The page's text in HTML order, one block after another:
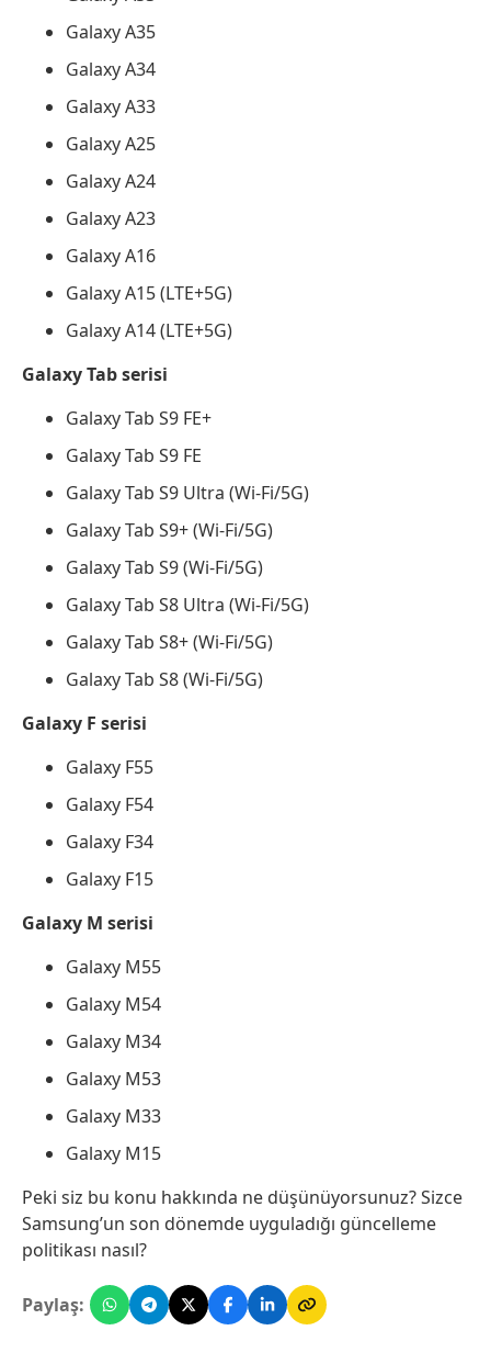
Galaxy A35
Galaxy A34
Galaxy A33
Galaxy A25
Galaxy A24
Galaxy A23
Galaxy A16
Galaxy A15 (LTE+5G)
Galaxy A14 (LTE+5G)
Galaxy Tab serisi
Galaxy Tab S9 FE+
Galaxy Tab S9 FE
Galaxy Tab S9 Ultra (Wi-Fi/5G)
Galaxy Tab S9+ (Wi-Fi/5G)
Galaxy Tab S9 (Wi-Fi/5G)
Galaxy Tab S8 Ultra (Wi-Fi/5G)
Galaxy Tab S8+ (Wi-Fi/5G)
Galaxy Tab S8 (Wi-Fi/5G)
Galaxy F serisi
Galaxy F55
Galaxy F54
Galaxy F34
Galaxy F15
Galaxy M serisi
Galaxy M55
Galaxy M54
Galaxy M34
Galaxy M53
Galaxy M33
Galaxy M15
Peki siz bu konu hakkında ne düşünüyorsunuz? Sizce
Samsung’un son dönemde uyguladığı güncelleme
politikası nasıl?
Paylaş: